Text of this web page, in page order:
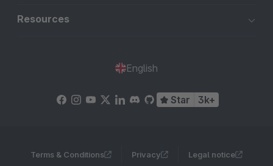
Resources
English
Star 3k+
Terms & Conditions Privacy Legal notice